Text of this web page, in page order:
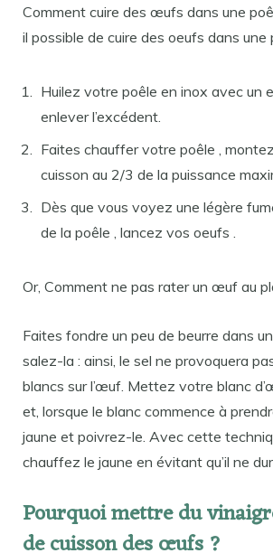
Comment cuire des œufs dans une
il possible de cuire des oeufs dans une
Huilez votre poêle en inox avec un
enlever l’excédent.
Faites chauffer votre poêle ,
cuisson au 2/3 de la puissance
Dès que vous voyez une légère
de la poêle , lancez vos oeufs .
Or, Comment ne pas rater un œuf au
Faites fondre un peu de beurre dans
salez-la : ainsi, le sel ne provoquera
blancs sur l’œuf. Mettez votre blanc
et, lorsque le blanc commence à
jaune et poivrez-le. Avec cette
chauffez le jaune en évitant qu’il ne
Pourquoi mettre du
de cuisson des œufs ?